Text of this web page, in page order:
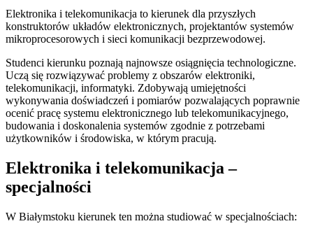
Elektronika i telekomunikacja to kierunek dla przyszłych
konstruktorów układów elektronicznych, projektantów systemów
mikroprocesorowych i sieci komunikacji bezprzewodowej.
Studenci kierunku poznają najnowsze osiągnięcia technologiczne.
Uczą się rozwiązywać problemy z obszarów elektroniki,
telekomunikacji, informatyki. Zdobywają umiejętności
wykonywania doświadczeń i pomiarów pozwalających poprawnie
ocenić pracę systemu elektronicznego lub telekomunikacyjnego,
budowania i doskonalenia systemów zgodnie z potrzebami
użytkowników i środowiska, w którym pracują.
Elektronika i telekomunikacja –
specjalności
W Białymstoku kierunek ten można studiować w specjalnościach: